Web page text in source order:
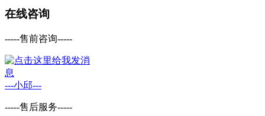
在线咨询
-----售前咨询-----
---小邱---
-----售后服务-----